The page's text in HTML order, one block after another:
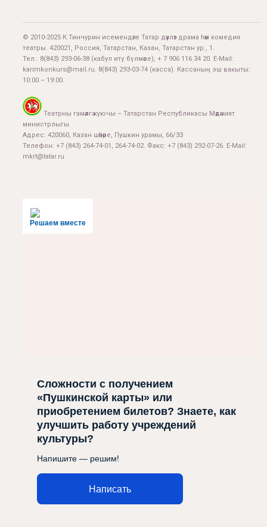
© 2010-2025 К.Тинчурин исемендәге Татар дәүләт драма һәм комедия
театры. 420021, Россия, Татарстан, Казан, Татарстан ур., 1.
Тел.: 8(843) 293-06-38 (кабул итү бүлмәсе), + 7 906 116 34 20. E-Mail:
karimkonkurs@mail.ru. 8(843) 293-03-74 (касса). Кассаның эш вакыты:
10:00 – 19:00.
Театрны гамәлгә куючы – Татарстан Республикасы Мәдәният
министрлыгы.
Адрес: 420060, Казан шәһәре, Пушкин урамы, 66/33
Телефон: +7 (843) 264-74-01, 264-74-02. Факс: +7 (843) 292-07-26. E-Mail:
mkrt@tatar.ru
Решаем вместе
Сложности с получением
«Пушкинской карты» или
приобретением билетов? Знаете, как
улучшить работу учреждений
культуры?
Напишите — решим!
Написать